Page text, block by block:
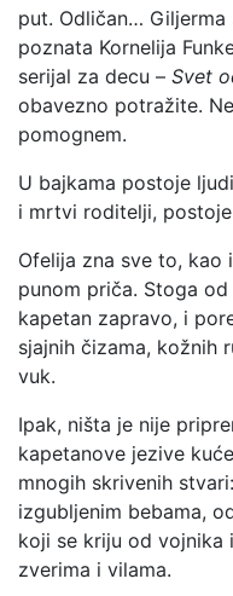
put. Odličan…
poznata Kornelija
serijal za decu – Svet
obavezno potražite.
pomognem.
U bajkama postoje
i mrtvi roditelji,
Ofelija zna sve to, kao
punom priča. Stoga
kapetan zapravo, i
sjajnih čizama, kožnih
vuk.
Ipak, ništa je nije
kapetanove jezive
mnogih skrivenih
izgubljenim bebama,
koji se kriju od vojnika
zverima i vilama.